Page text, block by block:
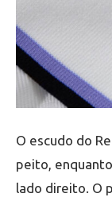
O escudo do
peito,
lado direito. O